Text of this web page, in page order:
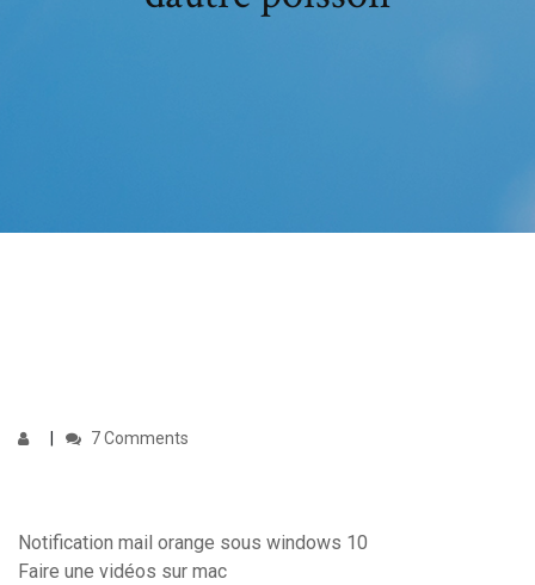
7 Comments
Notification mail orange sous windows 10
Faire une vidéos sur mac